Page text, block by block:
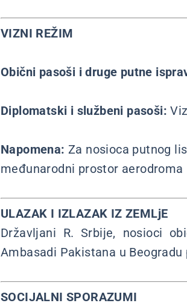
VIZNI REŽIM
Obični pasoši i druge putne
Diplomatski i službeni pasoši:
Napomena: Za nosioca putnog
međunarodni prostor aerodroma
ULAZAK I IZLAZAK IZ ZEMLjE
Državljani R. Srbije, nosioci
Ambasadi Pakistana u
SOCIJALNI SPORAZUMI